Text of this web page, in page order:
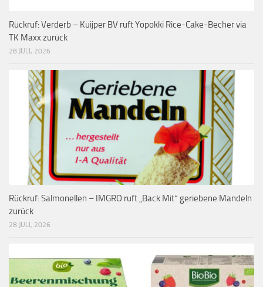
Rückruf: Verderb – Kuijper BV ruft Yopokki Rice-Cake-Becher via
TK Maxx zurück
28 JULI, 2026
Rückruf: Salmonellen – IMGRO ruft „Back Mit“ geriebene Mandeln
zurück
28 JULI, 2026